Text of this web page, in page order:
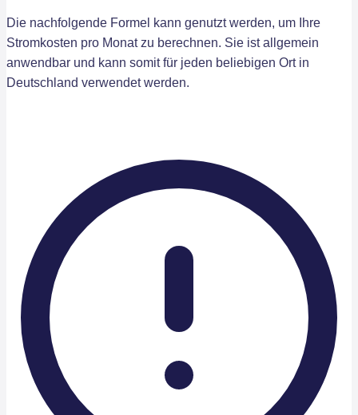
Die nachfolgende Formel kann genutzt werden, um Ihre
Stromkosten pro Monat zu berechnen. Sie ist allgemein
anwendbar und kann somit für jeden beliebigen Ort in
Deutschland verwendet werden.